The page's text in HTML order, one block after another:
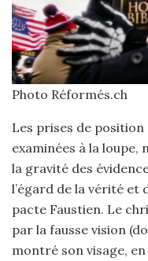
Photo Réformés.ch
Les prises de
examinées à la
la gravité des
l’égard de la vérité et
pacte Faustien. Le
par la fausse vision
montré son visage,